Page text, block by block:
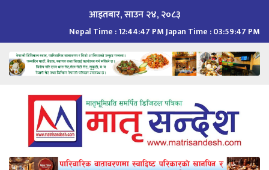
आइतबार, साउन २४, २०८३
Nepal Time :12:44:48 PMJapan Time :03:59:48 PM